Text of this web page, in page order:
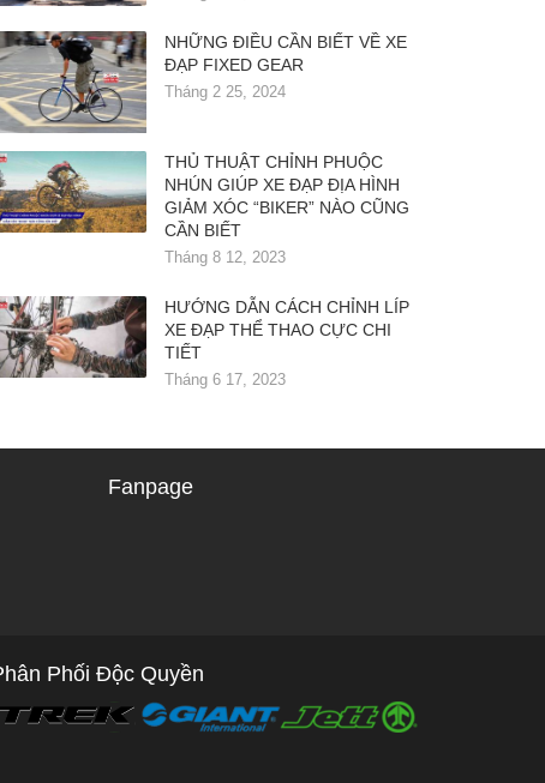
NHỮNG ĐIỀU CẦN BIẾT VỀ XE
ĐẠP FIXED GEAR
Tháng 2 25, 2024
THỦ THUẬT CHỈNH PHUỘC
NHÚN GIÚP XE ĐẠP ĐỊA HÌNH
GIẢM XÓC “BIKER” NÀO CŨNG
CẦN BIẾT
Tháng 8 12, 2023
HƯỚNG DẪN CÁCH CHỈNH LÍP
XE ĐẠP THỂ THAO CỰC CHI
TIẾT
Tháng 6 17, 2023
Fanpage
Phối Độc Quyền